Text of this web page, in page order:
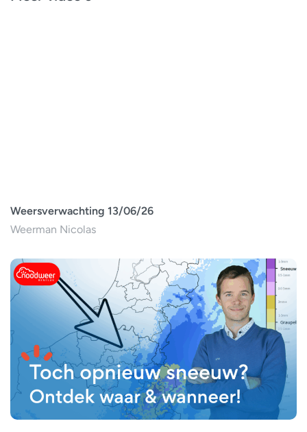
Weersverwachting 13/06/26
Weerman Nicolas